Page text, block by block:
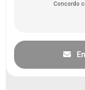
Concordo